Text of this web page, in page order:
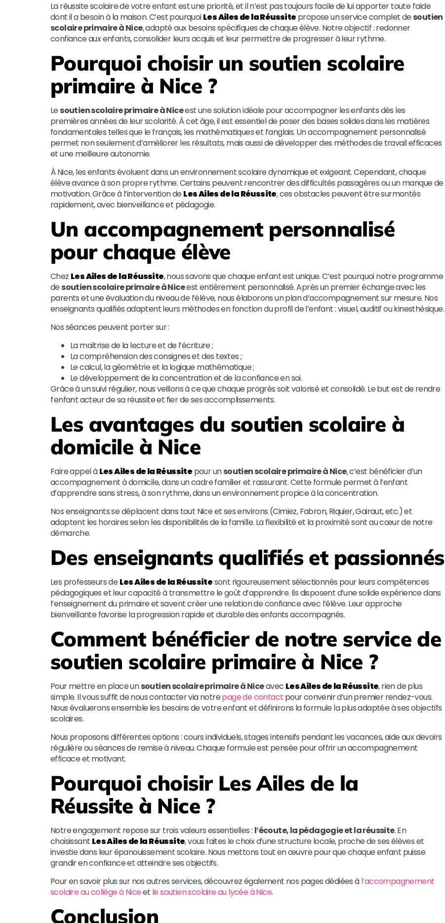
La réussite scolaire de votre enfant est une priorité, et il n’est pas toujours facile de lui apporter toute l’aide
dont il a besoin à la maison. C’est pourquoiLes Ailes de la Réussite propose un service complet de soutien
scolaire primaire à Nice, adapté aux besoins spécifiques de chaque élève. Notre objectif : redonner
confiance aux enfants, consolider leurs acquis et leur permettre de progresser à leur rythme.
Pourquoi choisir un soutien scolaire
primaire à Nice ?
Le soutien scolaire primaire à Niceest une solution idéale pour accompagner les enfants dès les
premières années de leur scolarité. À cet âge, il est essentiel de poser des bases solides dans les matières
fondamentales telles que le français, les mathématiques et l’anglais. Un accompagnement personnalisé
permet non seulement d’améliorer les résultats, mais aussi de développer des méthodes de travail efficaces
et une meilleure autonomie.
À Nice, les enfants évoluent dans un environnement scolaire dynamique et exigeant. Cependant, chaque
élève avance à son propre rythme. Certains peuvent rencontrer des difficultés passagères ou un manque de
motivation. Grâce à l’intervention de Les Ailes de la Réussite, ces obstacles peuvent être surmontés
rapidement, avec bienveillance et pédagogie.
Un accompagnement personnalisé
pour chaque élève
Chez Les Ailes de la Réussite, nous savons que chaque enfant est unique. C’est pourquoi notre programme
de soutien scolaire primaire à Niceest entièrement personnalisé. Après un premier échange avec les
parents et une évaluation du niveau de l’élève, nous élaborons un plan d’accompagnement sur mesure. Nos
enseignants qualifiés adaptent leurs méthodes en fonction du profil de l’enfant : visuel, auditif ou kinesthésique.
Nos séances peuvent porter sur :
La maîtrise de la lecture et de l’écriture ;
La compréhension des consignes et des textes ;
Le calcul, la géométrie et la logique mathématique ;
Le développement de la concentration et de la confiance en soi.
Grâce à un suivi régulier, nous veillons à ce que chaque progrès soit valorisé et consolidé. Le but est de rendre
l’enfant acteur de sa réussite et fier de ses accomplissements.
Les avantages du soutien scolaire à
domicile à Nice
Faire appel àLes Ailes de la Réussite pour unsoutien scolaire primaire à Nice, c’est bénéficier d’un
accompagnement à domicile, dans un cadre familier et rassurant. Cette formule permet à l’enfant
d’apprendre sans stress, à son rythme, dans un environnement propice à la concentration.
Nos enseignants se déplacent dans tout Nice et ses environs (Cimiez, Fabron, Riquier, Gairaut, etc.) et
adaptent les horaires selon les disponibilités de la famille. La flexibilité et la proximité sont au cœur de notre
démarche.
Des enseignants qualifiés et passionnés
Les professeurs de Les Ailes de la Réussitesont rigoureusement sélectionnés pour leurs compétences
pédagogiques et leur capacité à transmettre le goût d’apprendre. Ils disposent d’une solide expérience dans
l’enseignement du primaire et savent créer une relation de confiance avec l’élève. Leur approche
bienveillante favorise la progression rapide et durable des enfants accompagnés.
Comment bénéficier de notre service de
soutien scolaire primaire à Nice ?
Pour mettre en place unsoutien scolaire primaire à Niceavec Les Ailes de la Réussite, rien de plus
simple. Il vous suffit de nous contacter via notrepage de contact pour convenir d’un premier rendez-vous.
Nous évaluerons ensemble les besoins de votre enfant et définirons la formule la plus adaptée à ses objectifs
scolaires.
Nous proposons différentes options : cours individuels, stages intensifs pendant les vacances, aide aux devoirs
régulière ou séances de remise à niveau. Chaque formule est pensée pour offrir un accompagnement
efficace et motivant.
Pourquoi choisir Les Ailes de la
Réussite à Nice ?
Notre engagement repose sur trois valeurs essentielles : l’écoute, la pédagogie et la réussite. En
choisissant Les Ailes de la Réussite, vous faites le choix d’une structure locale, proche de ses élèves et
investie dans leur épanouissement scolaire. Nous mettons tout en œuvre pour que chaque enfant puisse
grandir en confiance et atteindre ses objectifs.
Pour en savoir plus sur nos autres services, découvrez également nos pages dédiées àl’accompagnement
scolaire au collège à Niceet le soutien scolaire au lycée à Nice.
Conclusion